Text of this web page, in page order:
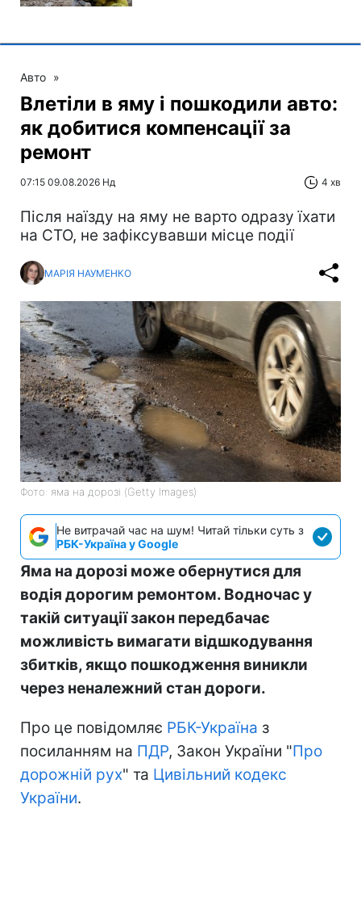
Авто »
Влетіли в яму і пошкодили авто:
як добитися компенсації за
ремонт
07:15 09.08.2026 Нд 4 хв
Після наїзду на яму не варто одразу їхати
на СТО, не зафіксувавши місце події
МАРІЯ НАУМЕНКО
Фото: яма на дорозі (Getty Images)
Не витрачай час на шум! Читай тільки суть з
РБК-Україна у Google
Яма на дорозі може обернутися для
водія дорогим ремонтом. Водночас у
такій ситуації закон передбачає
можливість вимагати відшкодування
збитків, якщо пошкодження виникли
через неналежний стан дороги.
Про це повідомляє РБК-Україна з
посиланням на ПДР, Закон України "Про
дорожній рух" та Цивільний кодекс
України.